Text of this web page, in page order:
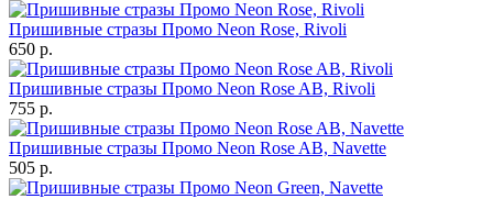
Пришивные стразы Промо Neon Rose, Rivoli
650 р.
Пришивные стразы Промо Neon Rose AB, Rivoli
755 р.
Пришивные стразы Промо Neon Rose AB, Navette
505 р.